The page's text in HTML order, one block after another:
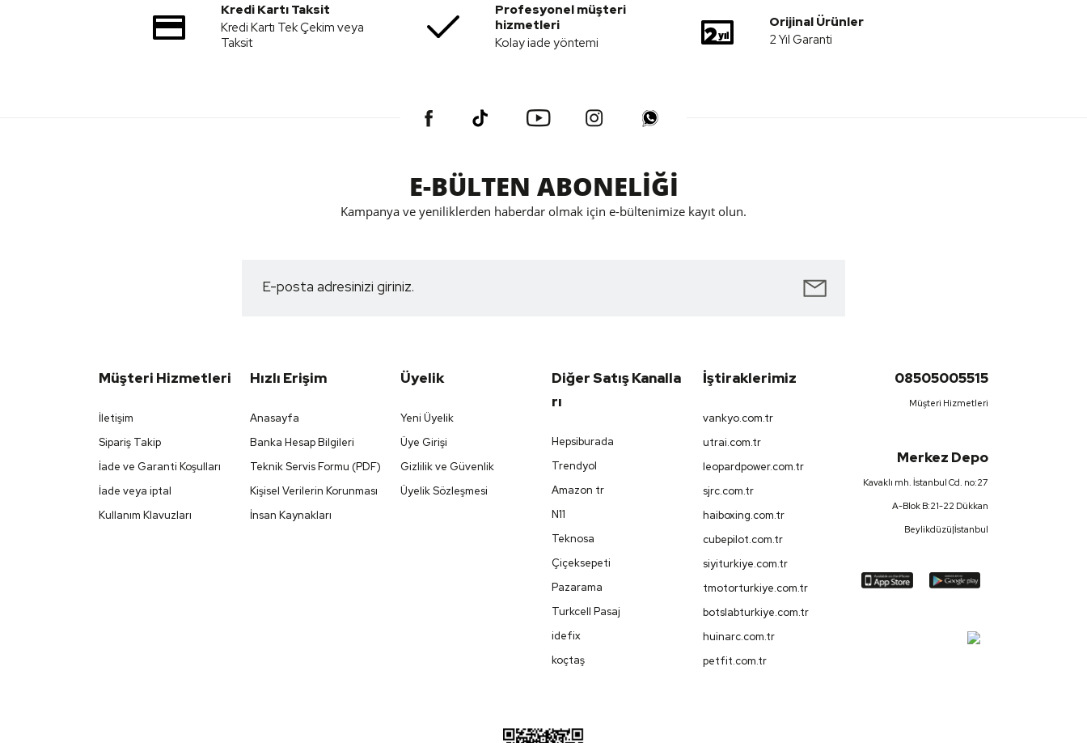
Kredi Kartı Taksit
Kredi Kartı Tek Çekim veya
Taksit
Profesyonel müşteri
hizmetleri
Kolay iade yöntemi
Orijinal Ürünler
2 Yıl Garanti
E-BÜLTEN ABONELİĞİ
Kampanya ve yeniliklerden haberdar olmak için e-bültenimize kayıt olun.
Müşteri Hizmetleri
İletişim
Sipariş Takip
İade ve Garanti Koşulları
İade veya iptal
Kullanım Klavuzları
Hızlı Erişim
Anasayfa
Banka Hesap Bilgileri
Teknik Servis Formu (PDF)
Kişisel Verilerin Korunması
İnsan Kaynakları
Üyelik
Yeni Üyelik
Üye Girişi
Gizlilik ve Güvenlik
Üyelik Sözleşmesi
Diğer Satış Kanalla
Rı
Hepsiburada
Trendyol
Amazon tr
N11
Teknosa
Çiçeksepeti
Pazarama
Turkcell Pasaj
idefix
koçtaş
İştiraklerimiz
vankyo.com.tr
utrai.com.tr
leopardpower.com.tr
sjrc.com.tr
haiboxing.com.tr
cubepilot.com.tr
siyiturkiye.com.tr
tmotorturkiye.com.tr
botslabturkiye.com.tr
huinarc.com.tr
petfit.com.tr
08505005515
Müşteri Hizmetleri
Merkez Depo
Kavaklı mh. İstanbul Cd. no:27
A-Blok B:21-22 Dükkan
Beylikdüzü|İstanbul